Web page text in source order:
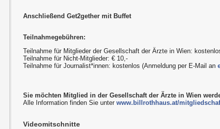
Anschließend Get2gether mit Buffet
Teilnahmegebühren:
Teilnahme für Mitglieder der Gesellschaft der Ärzte in Wien:
Teilnahme für Nicht-Mitglieder: € 10,-
Teilnahme für Journalist*innen: kostenlos (Anmeldung per E-Mail an
Sie möchten Mitglied in der Gesellschaft der Ärzte in Wien
Alle Information finden Sie unterwww.billrothhaus.at/
Videomitschnitte